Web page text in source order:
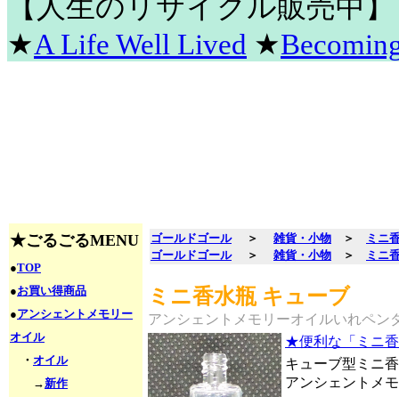
【人生のリサイクル販売中】
★A Life Well Lived ★
★ごるごるMENU
●TOP
●お買い得商品
●アンシェントメモリー
オイル
・ オイル
→新作
ゴールドゴール ＞ 雑貨・小物 ＞
ミニ
ゴールドゴール
＞ 雑貨・小物 ＞ ミニ
ミニ香水瓶 キューブ
アンシェントメモリーオイルいれペン
★便利な「ミニ
キューブ型ミニ
アンシェントメ